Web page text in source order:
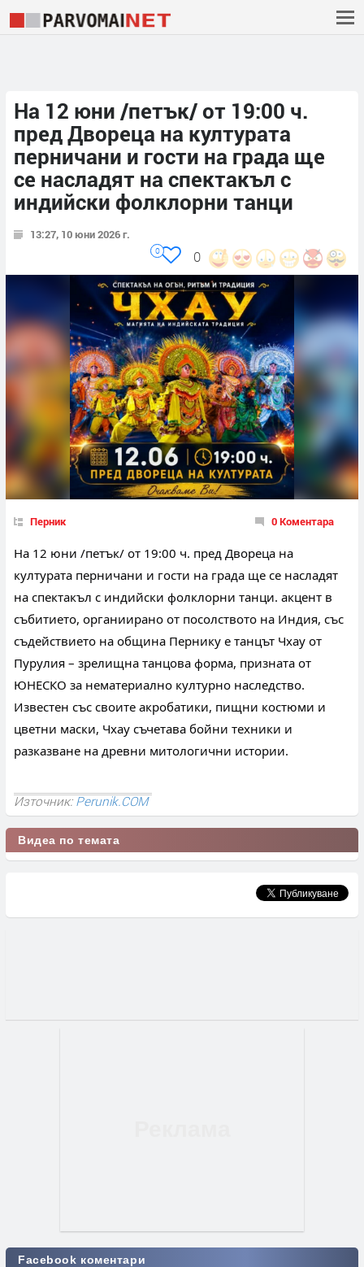
На 12 юни /петък/ от 19:00 ч.
пред Двореца на културата
перничани и гости на града ще
се насладят на спектакъл с
индийски фолклорни танци
13:27, 10 юни 2026 г.
0
0
Перник 0 Коментара
На 12 юни /петък/ от 19:00 ч. пред Двореца на
културата перничани и гости на града ще се насладят
на спектакъл с индийски фолклорни танци. акцент в
събитието, органиирано от посолството на Индия, със
съдействието на община Пернику е танцът Чхау от
Пурулия – зрелищна танцова форма, призната от
ЮНЕСКО за нематериално културно наследство.
Известен със своите акробатики, пищни костюми и
цветни маски, Чхау съчетава бойни техники и
разказване на древни митологични истории.
Източник:Perunik.COM
Видеа по темата
Facebook коментари